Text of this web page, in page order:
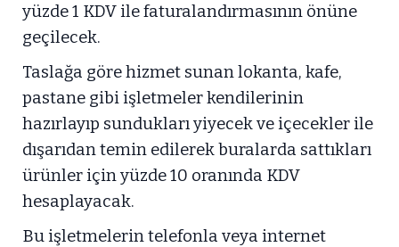
yüzde 1 KDV ile faturalandırmasının önüne
geçilecek.
Taslağa göre hizmet sunan lokanta, kafe,
pastane gibi işletmeler kendilerinin
hazırlayıp sundukları yiyecek ve içecekler ile
dışarıdan temin edilerek buralarda sattıkları
ürünler için yüzde 10 oranında KDV
hesaplayacak.
Bu işletmelerin telefonla veya internet